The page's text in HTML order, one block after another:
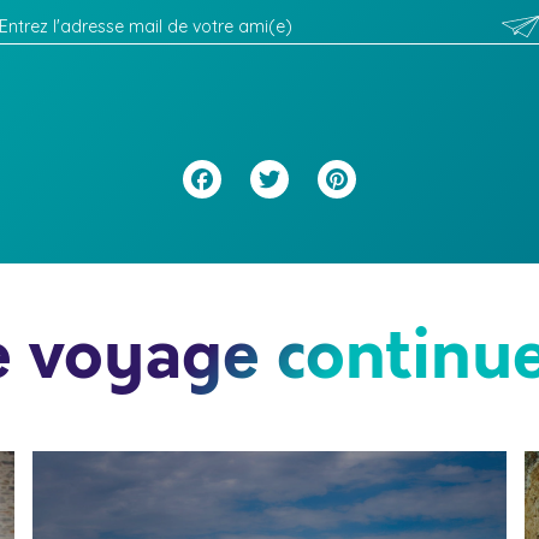
Facebook
Twitter
voyage